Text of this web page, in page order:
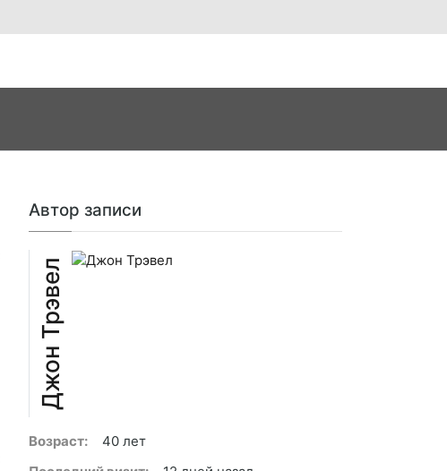
Автор записи
Джон Трэвел
Возраст:
40 лет